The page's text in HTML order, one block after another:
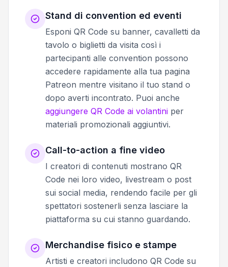
Stand di convention ed eventi
Esponi QR Code su banner, cavalletti da
tavolo o biglietti da visita così i
partecipanti alle convention possono
accedere rapidamente alla tua pagina
Patreon mentre visitano il tuo stand o
dopo averti incontrato. Puoi anche
aggiungere QR Code ai volantini per
materiali promozionali aggiuntivi.
Call-to-action a fine video
I creatori di contenuti mostrano QR
Code nei loro video, livestream o post
sui social media, rendendo facile per gli
spettatori sostenerli senza lasciare la
piattaforma su cui stanno guardando.
Merchandise fisico e stampe
Artisti e creatori includono QR Code su